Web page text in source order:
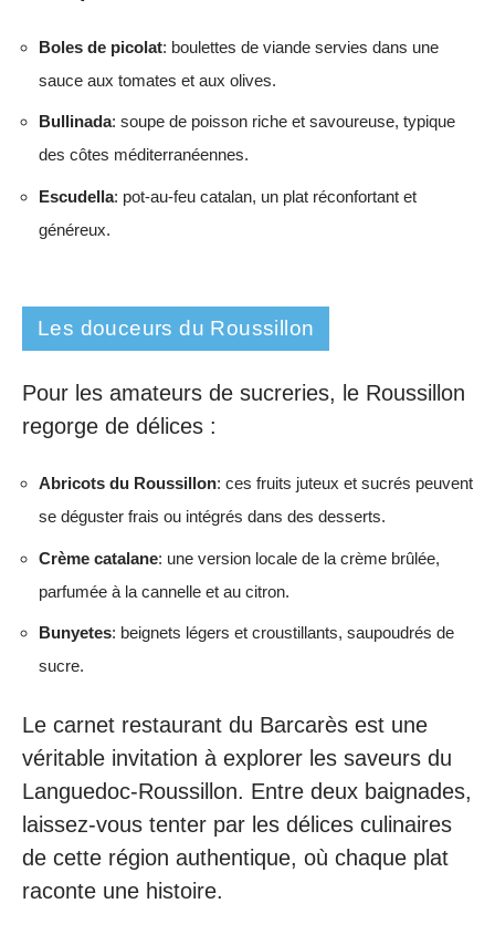
Boles de picolat: boulettes de viande servies dans une
sauce aux tomates et aux olives.
Bullinada: soupe de poisson riche et savoureuse, typique
des côtes méditerranéennes.
Escudella: pot-au-feu catalan, un plat réconfortant et
généreux.
Les douceurs du Roussillon
Pour les amateurs de sucreries, le Roussillon
regorge de délices :
Abricots du Roussillon: ces fruits juteux et sucrés peuvent
se déguster frais ou intégrés dans des desserts.
Crème catalane: une version locale de la crème brûlée,
parfumée à la cannelle et au citron.
Bunyetes: beignets légers et croustillants, saupoudrés de
sucre.
Le carnet restaurant du Barcarès est une
véritable invitation à explorer les saveurs du
Languedoc-Roussillon. Entre deux baignades,
laissez-vous tenter par les délices culinaires
de cette région authentique, où chaque plat
raconte une histoire.